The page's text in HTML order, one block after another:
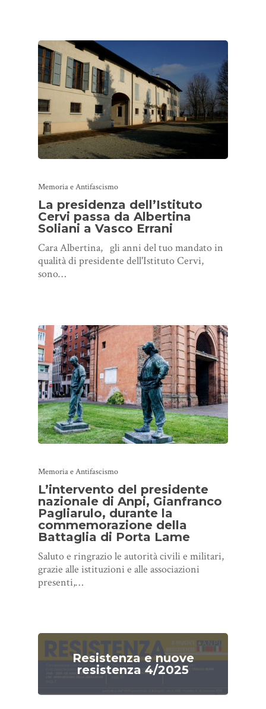
Memoria e Antifascismo
La presidenza dell’Istituto
Cervi passa da Albertina
Soliani a Vasco Errani
Cara Albertina, gli anni del tuo mandato in
qualità di presidente dell'Istituto Cervi,
sono…
Memoria e Antifascismo
L’intervento del presidente
nazionale di Anpi, Gianfranco
Pagliarulo, durante la
commemorazione della
Battaglia di Porta Lame
Saluto e ringrazio le autorità civili e militari,
grazie alle istituzioni e alle associazioni
presenti,…
Resistenza e nuove
resistenza 4/2025